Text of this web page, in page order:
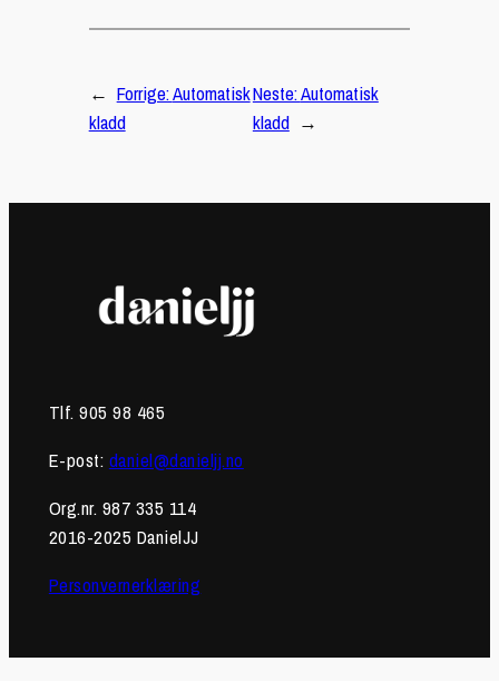
← Forrige:Automatisk
kladd
Neste:Automatisk
kladd →
Tlf. 905 98 465
E-post: daniel@danieljj.no
Org.nr. 987 335 114
2016-2025 DanielJJ
Personvernerklæring